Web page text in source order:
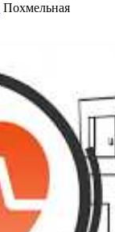
Похмельная